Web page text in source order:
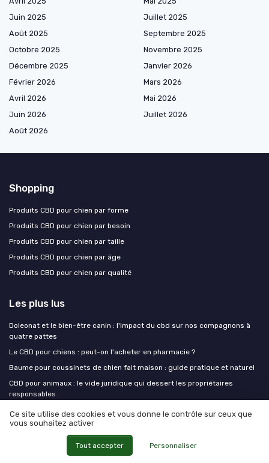
Juin 2025
Juillet 2025
Août 2025
Septembre 2025
Octobre 2025
Novembre 2025
Décembre 2025
Janvier 2026
Février 2026
Mars 2026
Avril 2026
Mai 2026
Juin 2026
Juillet 2026
Août 2026
Shopping
Produits CBD pour chien par forme
Produits CBD pour chien par besoin
Produits CBD pour chien par taille
Produits CBD pour chien par âge
Produits CBD pour chien par qualité
Les plus lus
Doleonat et le bien-être canin : l'impact du cbd sur nos compagnons à
quatre pattes
Le CBD pour chiens : peut-on l'acheter en pharmacie ?
Baume pour coussinets de chien fait maison : guide pratique et naturel
CBD pour animaux : le vide juridique qui dessert les propriétaires
responsables
Soulager l'arthrose de votre chien avec le CBD
Les derniers articles
Ce site utilise des cookies et vous donne le contrôle sur ceux que
vous souhaitez activer
Tout accepter Personnaliser